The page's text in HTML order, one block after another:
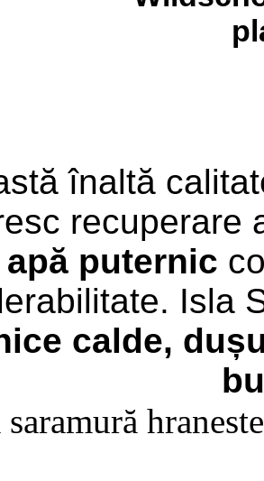
înaltă
recuperare
apă puternic
Isla
calde,